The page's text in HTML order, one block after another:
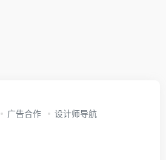
广告合作 设计师导航